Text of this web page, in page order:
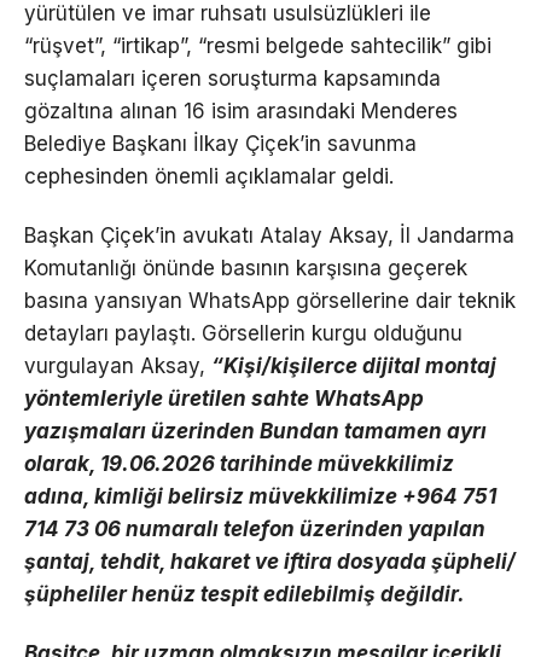
yürütülen ve imar ruhsatı usulsüzlükleri ile
“rüşvet”, “irtikap”, “resmi belgede sahtecilik” gibi
suçlamaları içeren soruşturma kapsamında
gözaltına alınan 16 isim arasındaki Menderes
Belediye Başkanı İlkay Çiçek’in savunma
cephesinden önemli açıklamalar geldi.
Başkan Çiçek’in avukatı Atalay Aksay, İl Jandarma
Komutanlığı önünde basının karşısına geçerek
basına yansıyan WhatsApp görsellerine dair teknik
detayları paylaştı. Görsellerin kurgu olduğunu
vurgulayan Aksay, “Kişi/kişilerce dijital montaj
yöntemleriyle üretilen sahte WhatsApp
yazışmaları üzerinden Bundan tamamen ayrı
olarak, 19.06.2026 tarihinde müvekkilimiz
adına, kimliği belirsiz müvekkilimize +964 751
714 73 06 numaralı telefon üzerinden yapılan
şantaj, tehdit, hakaret ve iftira dosyada şüpheli/
şüpheliler henüz tespit edilebilmiş değildir.